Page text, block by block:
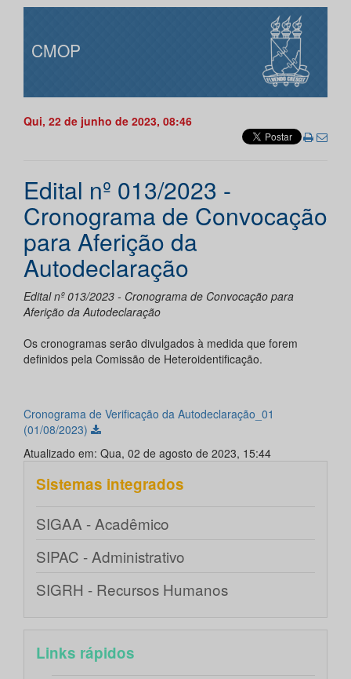
CMOP
Qui, 22 de junho de 2023, 08:46
Edital nº 013/2023 -
Cronograma de Convocação
para Aferição da
Autodeclaração
Edital nº 013/2023 - Cronograma de Convocação para
Aferição da Autodeclaração
Os cronogramas serão divulgados à medida que forem
definidos pela Comissão de Heteroidentificação.
Cronograma de Verificação da Autodeclaração_01
(01/08/2023)
Atualizado em: Qua, 02 de agosto de 2023, 15:44
Sistemas integrados
SIGAA - Acadêmico
SIPAC - Administrativo
SIGRH - Recursos Humanos
Links rápidos